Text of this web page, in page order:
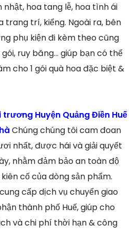
hoa tang lễ, hoa tình ái
trang trí, kiểng. Ngoài ra, bên
phụ kiện đi kèm theo cũng
ruy băng… giúp bạn có thể
cho 1 gói quà hoa đặc biệt &
Huyện Quảng Điền Huế
Chúng chúng tôi cam đoan
nhất, được hái và giải quyết
nhằm đảm bảo an toàn độ
cố của dòng sản phẩm.
cấp dịch vụ chuyển giao
thành phố Huế, giúp cho
và chi phí thời hạn & công